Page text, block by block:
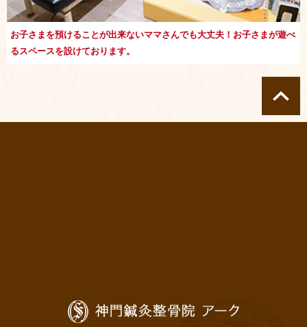
お子さまを預けることが出来ないママさんでも大丈夫！お子さまが遊べ
るスペースを設けております。